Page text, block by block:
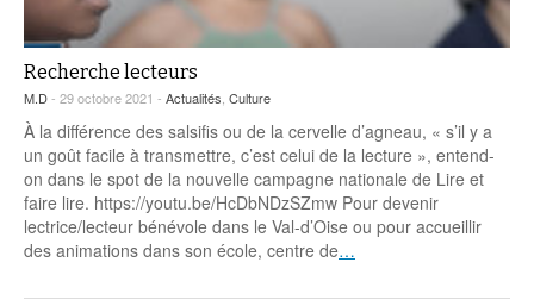
Recherche lecteurs
M.D- 29 octobre 2021 - Actualités, Culture
À la différence des salsifis ou de la cervelle d’agneau, « s’il y a
un goût facile à transmettre, c’est celui de la lecture », entend-
on dans le spot de la nouvelle campagne nationale de Lire et
faire lire. https://youtu.be/HcDbNDzSZmw Pour devenir
lectrice/lecteur bénévole dans le Val-d’Oise ou pour accueillir
des animations dans son école, centre de…